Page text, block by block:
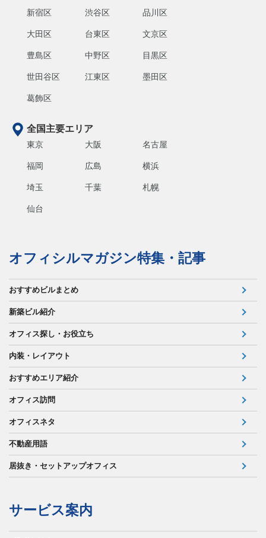
新宿区 渋谷区 品川区
大田区 台東区 文京区
豊島区 中野区 目黒区
世田谷区 江東区 墨田区
葛飾区
全国主要エリア
東京 大阪 名古屋
福岡 広島 横浜
埼玉 千葉 札幌
仙台
オフィシルマガジン特集・記事
おすすめビルまとめ
新築ビル紹介
オフィス探し・お役立ち
内装・レイアウト
おすすめエリア紹介
オフィス訪問
オフィスネタ
不動産用語
居抜き・セットアップオフィス
サービス案内